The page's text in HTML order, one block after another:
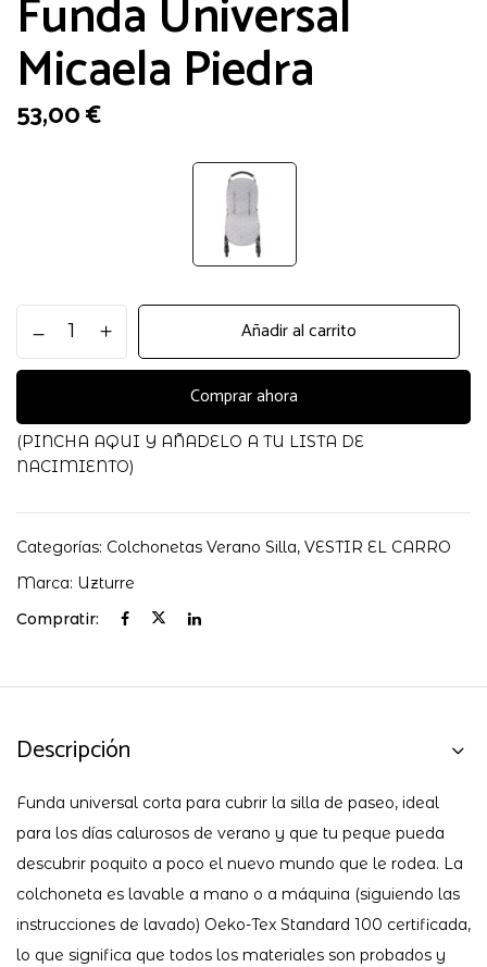
Funda Universal
Micaela Piedra
53,00€
Universal
Micaela
cantidad
Añadir al carrito
Comprar ahora
(PINCHA AQUI Y AÑADELO A TU LISTA DE
NACIMIENTO)
Categorías: Colchonetas Verano Silla, VESTIR EL CARRO
Marca: Uzturre
Compratir:
Descripción
Funda universal corta para cubrir la silla de paseo, ideal
para los días calurosos de verano y que tu peque pueda
descubrir poquito a poco el nuevo mundo que le rodea. La
colchoneta es lavable a mano o a máquina (siguiendo las
instrucciones de lavado) Oeko-Tex Standard 100 certificada,
lo que significa que todos los materiales son probados y